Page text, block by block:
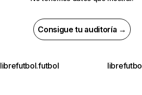
Consigue tu auditoría →
librefutbol.futbol